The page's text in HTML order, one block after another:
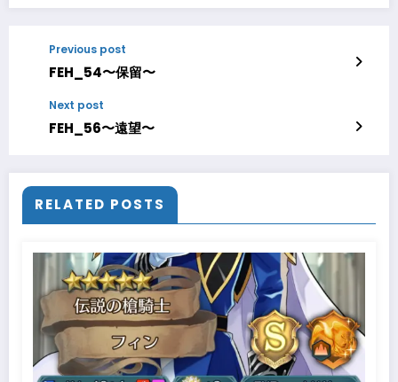
Previous post
FEH_54〜保留〜
Next post
FEH_56〜遠望〜
RELATED POSTS